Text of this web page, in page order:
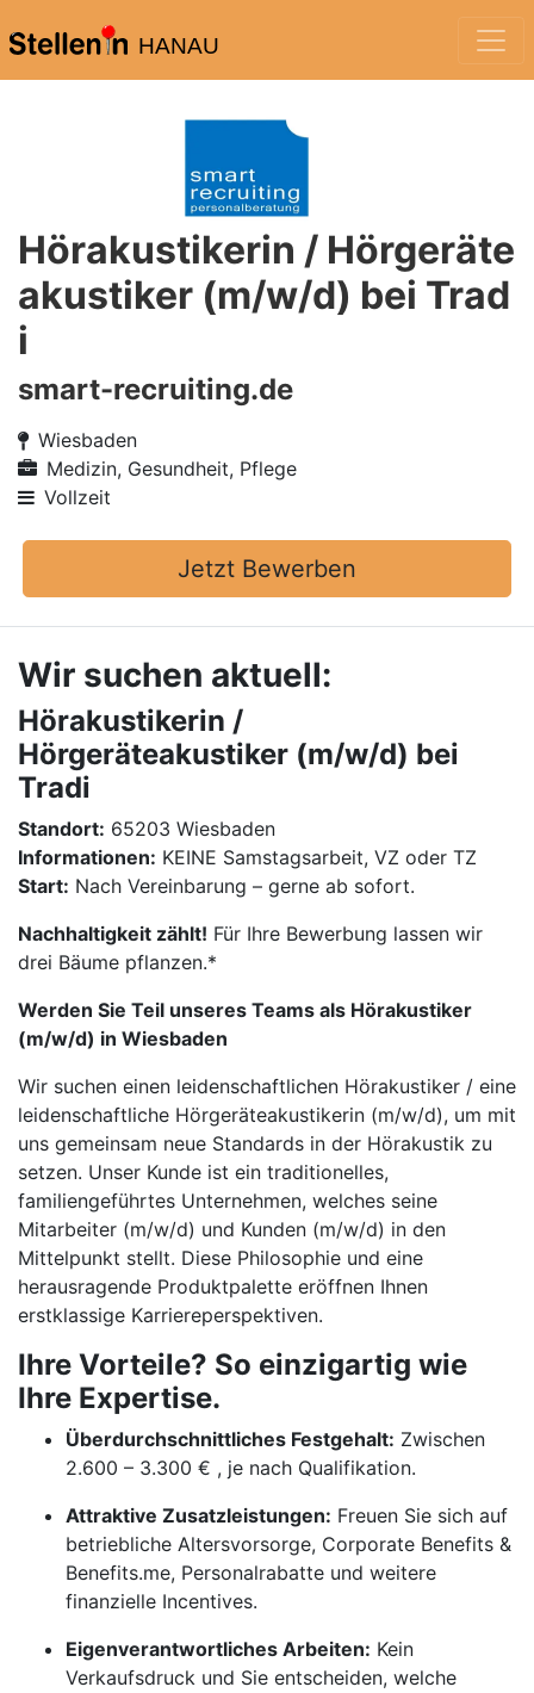
HANAU
Hörakustikerin / Hörgeräte
akustiker (m/w/d) bei Trad
i
smart-recruiting.de
Wiesbaden
Medizin, Gesundheit, Pflege
Vollzeit
Jetzt Bewerben
Wir suchen aktuell:
Hörakustikerin /
Hörgeräteakustiker (m/w/d) bei
Tradi
Standort: 65203 Wiesbaden
Informationen: KEINE Samstagsarbeit, VZ oder TZ
Start: Nach Vereinbarung – gerne ab sofort.
Nachhaltigkeit zählt! Für Ihre Bewerbung lassen wir
drei Bäume pflanzen.*
Werden Sie Teil unseres Teams als Hörakustiker
(m/w/d) in Wiesbaden
Wir suchen einen leidenschaftlichen Hörakustiker / eine
leidenschaftliche Hörgeräteakustikerin (m/w/d), um mit
uns gemeinsam neue Standards in der Hörakustik zu
setzen. Unser Kunde ist ein traditionelles,
familiengeführtes Unternehmen, welches seine
Mitarbeiter (m/w/d) und Kunden (m/w/d) in den
Mittelpunkt stellt. Diese Philosophie und eine
herausragende Produktpalette eröffnen Ihnen
erstklassige Karriereperspektiven.
Ihre Vorteile? So einzigartig wie
Ihre Expertise.
Überdurchschnittliches Festgehalt: Zwischen
2.600 – 3.300 € , je nach Qualifikation.
Attraktive Zusatzleistungen: Freuen Sie sich auf
betriebliche Altersvorsorge, Corporate Benefits &
Benefits.me, Personalrabatte und weitere
finanzielle Incentives.
Eigenverantwortliches Arbeiten: Kein
Verkaufsdruck und Sie entscheiden, welche